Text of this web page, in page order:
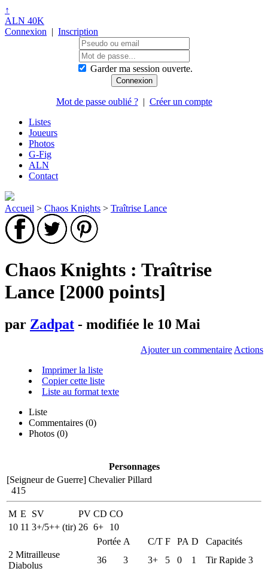
↑
ALN 40K
Connexion | Inscription
Garder ma session ouverte.
Mot de passe oublié ?| Créer un compte
Listes
Joueurs
Photos
G-Fig
ALN
Contact
Accueil > Chaos Knights > Traîtrise Lance
Chaos Knights : Traîtrise
Lance [2000 points]
par Zadpat - modifiée le 10 Mai
Ajouter un commentaire Actions
Imprimer la liste
Copier cette liste
Liste au format texte
Liste
Commentaires (0)
Photos (0)
Personnages
[Seigneur de Guerre] Chevalier Pillard
415
M E SV PV CD CO
10 11 3+/5++ (tir) 26 6+
10
Portée A C/T F PA D
Capacités
2 Mitrailleuse
Diabolus
36 3 3+ 5 0 1
Tir Rapide 3